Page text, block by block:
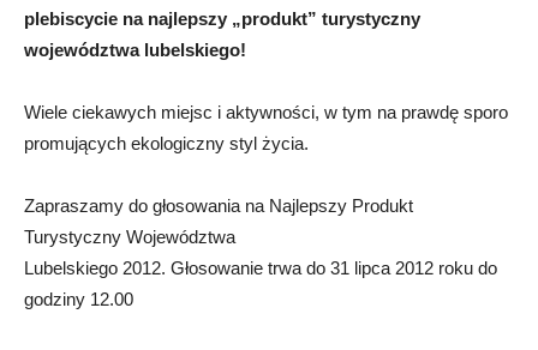
plebiscycie na najlepszy „produkt” turystyczny
województwa lubelskiego!
Wiele ciekawych miejsc i aktywności, w tym na prawdę sporo
promujących ekologiczny styl życia.
Zapraszamy do głosowania na Najlepszy Produkt
Turystyczny Województwa
Lubelskiego 2012. Głosowanie trwa do 31 lipca 2012 roku do
godziny 12.00